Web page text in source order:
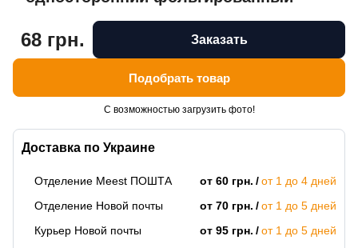
Доставка по Украине
Отделение Meest ПОШТА от 60 грн.
от 1 до 4 дней
Отделение Новой почты
от 70 грн.
от 1 до 5 дней
Курьер Новой почты
от 95 грн.
от 1 до 5 дней
68 грн. Заказать
Подобрать товар
С возможностью загрузить фото!